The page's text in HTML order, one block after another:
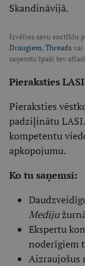
Skandināvijā.
Izvēlies savu soctīklu
Draugiem, Threads vai
saņemtu īpaši tev
Pieraksties
Pieraksties
padziļinātu
kompetentu
apkopojumu.
Ko tu saņemsi:
Mediju
Ekspertu
noderīgiem
Aizraujošus